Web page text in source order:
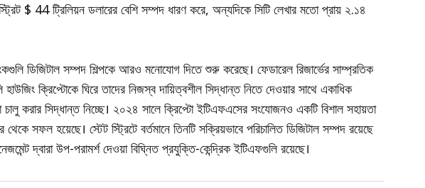
$ 44 ট্রিলিয়ন ডলারের বেশি সম্পদ ধারণ করে, অন্যদিকে সিটি লেখার মতো প্রায় ২.১৪
ডিজিটাল সম্পদ শিল্পকে আরও মনোযোগ দিতে শুরু করেছে। ফেডারেল রিজার্ভের সাম্প্রতিক
হাউজিং ক্রিপ্টোকে ঘিরে তাদের নিজস্ব দায়িত্বশীল সিদ্ধান্ত নিতে দেওয়ার সাথে একাধিক
চালু করার সিদ্ধান্ত নিচ্ছে। ২০২৪ সালে ক্রিপ্টো ইটিএফএসের সংযোজনও একটি বিশাল সহায়তা
সফল হয়েছে। স্টেট স্ট্রিটে বর্তমানে তিনটি সক্রিয়ভাবে পরিচালিত ডিজিটাল সম্পদ রয়েছে
দ্বারা উপ-পরামর্শ দেওয়া বিঘ্নিত প্রযুক্তি-কেন্দ্রিক ইটিএফগুলি রয়েছে।